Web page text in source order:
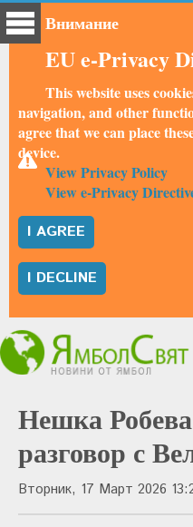
Внимание
EU e-Privacy
This website uses
navigation, and other
agree that we can place
device.
View Privacy Policy
View e-Privacy
I AGREE
I DECLINE
Нешка
разговор с
Вторник, 17 Март 2026